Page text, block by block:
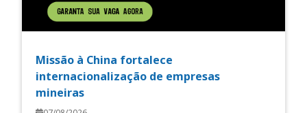
Missão à China fortalece
internacionalização de empresas
mineiras